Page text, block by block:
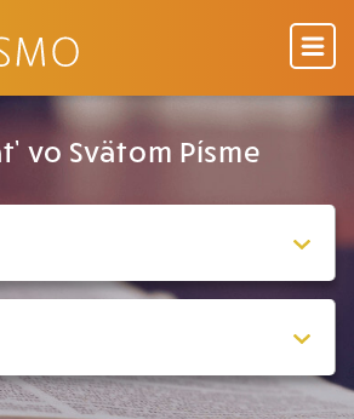
vo Svätom Písme